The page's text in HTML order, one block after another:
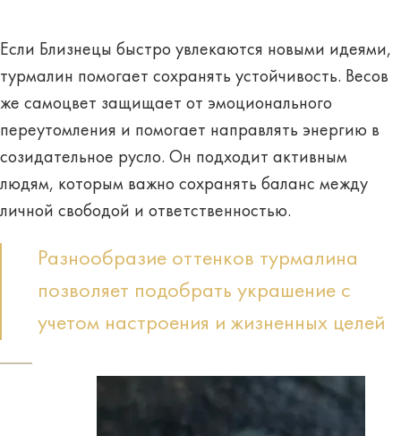
Если Близнецы быстро увлекаются новыми идеями,
турмалин помогает сохранять устойчивость. Весов
же самоцвет защищает от эмоционального
переутомления и помогает направлять энергию в
созидательное русло. Он подходит активным
людям, которым важно сохранять баланс между
личной свободой и ответственностью.
Разнообразие оттенков турмалина
позволяет подобрать украшение с
учетом настроения и жизненных целей